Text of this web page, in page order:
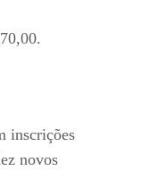
inscrições
novos